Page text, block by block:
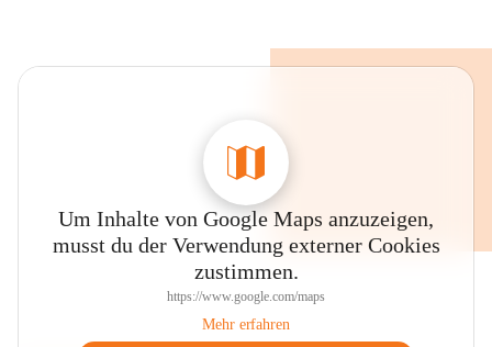
Um Inhalte von Google Maps anzuzeigen,
musst du der Verwendung externer Cookies
zustimmen.
https://www.google.com/maps
Mehr erfahren